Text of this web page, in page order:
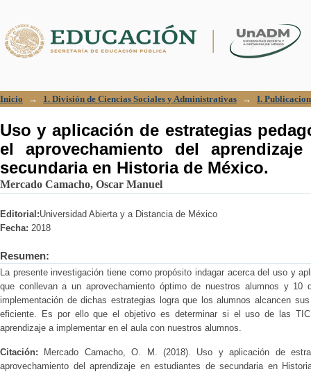
aprendizaje en estudiantes de
Inicio → 1. División de Ciencias Sociales y Administrativas → I.
Uso y aplicación de estrategias
el aprovechamiento del
secundaria en Historia de México.
Mercado Camacho, Oscar Manuel
Editorial:Universidad Abierta y a Distancia de México
Fecha: 2018
Resumen:
La presente investigación tiene como propósito indagar acerca del uso y
que conllevan a un aprovechamiento óptimo de nuestros alumnos y
implementación de dichas estrategias logra que los alumnos alcancen
eficiente. Es por ello que el objetivo es determinar si el uso de las
aprendizaje a implementar en el aula con nuestros alumnos.
Citación:
Mercado Camacho, O. M. (2018). Uso y aplicación de
aprovechamiento del aprendizaje en estudiantes de secundaria en